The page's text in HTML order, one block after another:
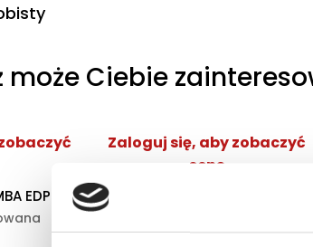
może Ciebie
EDP
Zaloguj się, aby zobaczyć
cenę